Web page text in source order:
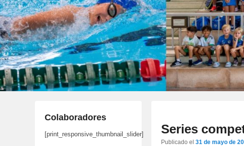
Series
Publicado el 31 de mayo de
Colaboradores
[print_responsive_thumbnail_slider]